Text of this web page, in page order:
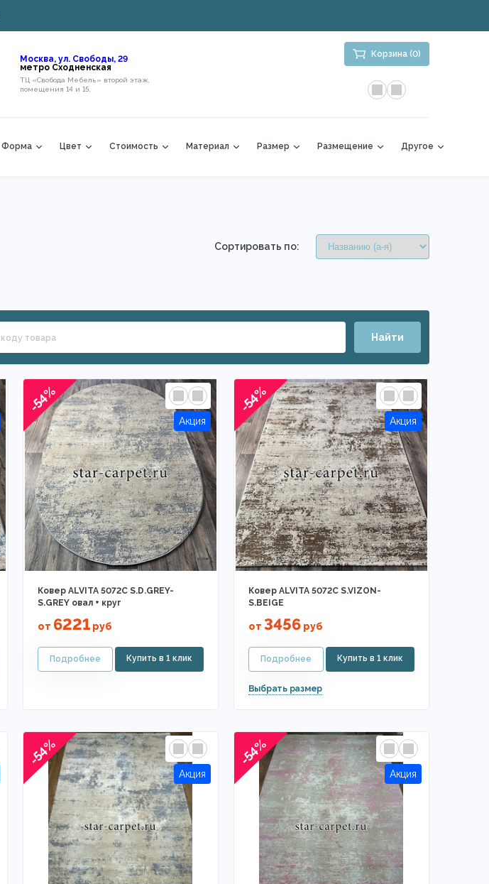
Москва, ул. Свободы, 29
метро Сходненская
ТЦ «Свобода Мебель» второй этаж,
помещения 14 и 15,
Корзина (0)
Форма Цвет Стоимость Материал Размер Размещение Другое
Сортировать по:
Найти
-54%
Ковер ALVITA 5072C S.D.GREY-
S.GREY овал + круг
от 6221руб
-54%
Ковер ALVITA 5072C S.VIZON-
S.BEIGE
от 3456руб
-54% -54%